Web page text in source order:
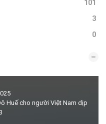
101
3
0
Huế cho người Việt Nam dịp